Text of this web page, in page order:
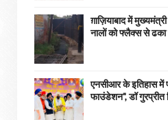
ग़ाज़ियाबाद में
नालों को फ्लैक्स से ढका
एनसीआर के इतिहास में
फाउंडेशन", डॉ गुरप्रीत